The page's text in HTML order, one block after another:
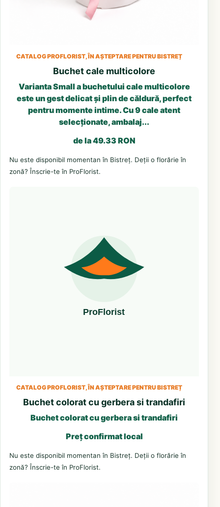
CATALOG PROFLORIST, ÎN AȘTEPTARE PENTRU BISTREȚ
Buchet cale multicolore
Varianta Small a buchetului cale multicolore
este un gest delicat și plin de căldură, perfect
pentru momente intime. Cu 9 cale atent
selecționate, ambalaj...
de la 49.33 RON
Nu este disponibil momentan în Bistreț. Deții o florărie în
zonă? Înscrie-te în ProFlorist.
CATALOG PROFLORIST, ÎN AȘTEPTARE PENTRU BISTREȚ
Buchet colorat cu gerbera si trandafiri
Buchet colorat cu gerbera si trandafiri
Preț confirmat local
Nu este disponibil momentan în Bistreț. Deții o florărie în
zonă? Înscrie-te în ProFlorist.